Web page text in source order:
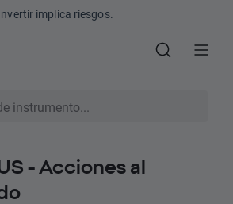
implica riesgos.
- Acciones al